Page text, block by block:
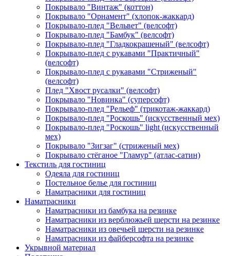
Покрывало "Винтаж" (коттон)
Покрывало "Орнамент" (хлопок-жаккард)
Покрывало-плед "Вельвет" (велсофт)
Покрывало-плед "Бамбук" (велсофт)
Покрывало-плед "Гладкокрашеный" (велсофт)
Покрывало-плед с рукавами "Практичный"
(велсофт)
Покрывало-плед с рукавами "Стриженый"
(велсофт)
Плед "Хвост русалки" (велсофт)
Покрывало "Новинка" (суперсофт)
Покрывало-плед "Рельеф" (трикотаж-жаккард)
Покрывало-плед "Роскошь" (искусственный мех)
Покрывало-плед "Роскошь" light (искусственный
мех)
Покрывало "Зигзаг" (стриженый мех)
Покрывало стёганое "Гламур" (атлас-сатин)
Текстиль для гостиниц
Одеяла для гостиниц
Постельное белье для гостиниц
Наматрасники для гостиниц
Наматрасники
Наматрасники из бамбука на резинке
Наматрасники из верблюжьей шерсти на резинке
Наматрасники из овечьей шерсти на резинке
Наматрасники из файберсофта на резинке
Укрывной материал